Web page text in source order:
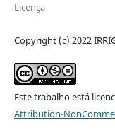
Licença
Copyright (c) 2022
Este trabalho está
Attribution-